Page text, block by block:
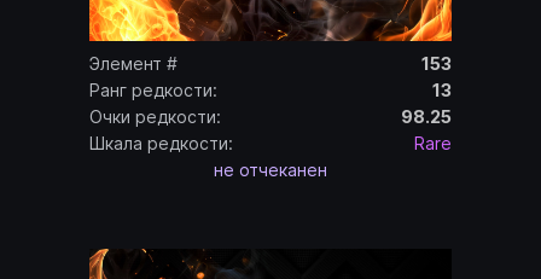
Элемент #
153
Ранг редкости:
13
Очки редкости:
98.25
Шкала редкости:
Rare
не отчеканен